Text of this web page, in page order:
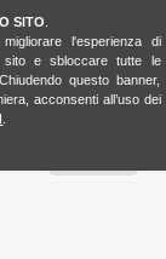
SITO
l'esperienza di
sito e sbloccare tutte le
questo banner,
acconsenti all’uso dei